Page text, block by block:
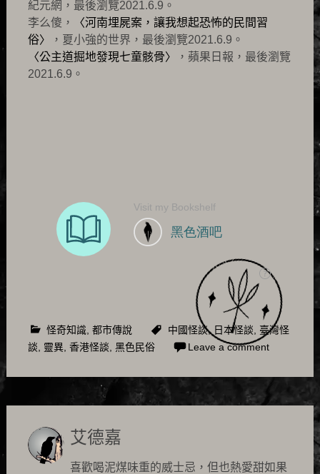
紀元網，最後瀏覽2021.6.9。
李么傻，
〈河南埋屍案，讓我想起恐怖的民間習
俗〉
，夏小強的世界，最後瀏覽2021.6.9。
〈公主道掘地發現七童骸骨〉
，蘋果日報，最後瀏覽
2021.6.9。
怪奇知識 都市傳說 中國怪談, 日本怪談
臺灣怪
談
靈異, 香港怪談 黑色民俗 Leave a comment
艾德嘉
喜歡喝泥煤味重的威士忌，但也熱愛甜如果